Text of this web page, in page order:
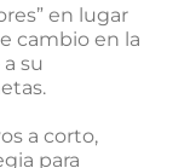
en lugar
cambio en la
su
a corto,
para